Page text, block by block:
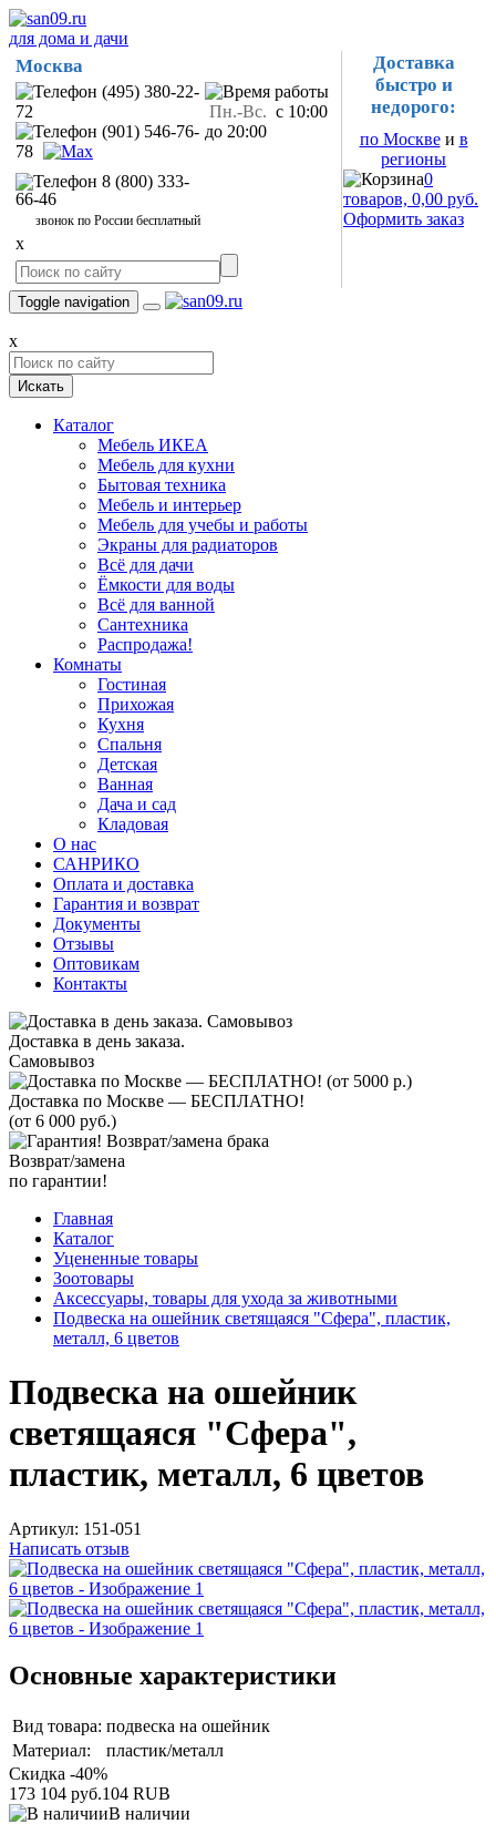
для дома и дачи
Москва
(495) 380-22-
72
(901) 546-76-
78
8 (800) 333-
66-46
звонок по России бесплатный
Пн.-Вс. с 10:00
до 20:00
x
Доставка
быстро и
недорого:
по Москвеи в
регионы
0
товаров, 0,00 руб.
Оформить заказ
Toggle navigation
x
Искать
Каталог
Мебель ИКЕА
Мебель для кухни
Бытовая техника
Мебель и интерьер
Мебель для учебы и работы
Экраны для радиаторов
Всё для дачи
Ёмкости для воды
Всё для ванной
Сантехника
Распродажа!
Комнаты
Гостиная
Прихожая
Кухня
Спальня
Детская
Ванная
Дача и сад
Кладовая
О нас
САНРИКО
Оплата и доставка
Гарантия и возврат
Документы
Отзывы
Оптовикам
Контакты
Доставка в день заказа.
Самовывоз
Доставка по Москве — БЕСПЛАТНО!
(от 6 000 руб.)
Возврат/замена
по гарантии!
Главная
Каталог
Уцененные товары
Зоотовары
Аксессуары, товары для ухода за животными
Подвеска на ошейник светящаяся "Сфера", пластик,
металл, 6 цветов
Подвеска на ошейник
светящаяся "Сфера",
пластик, металл, 6 цветов
Артикул: 151-051
Написать отзыв
Основные характеристики
Вид товара: подвеска на ошейник
Материал:
пластик/металл
Скидка -40%
173 104 руб.104 RUB
В наличии